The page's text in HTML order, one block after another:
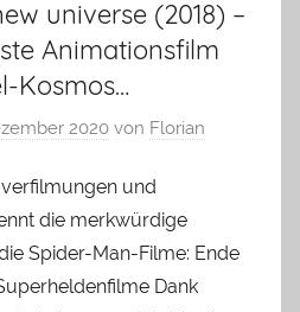
universe (2018) –
Animationsfilm
Kosmos…
2020 von Florian
und
die merkwürdige
Spider-Man-Filme: Ende
Dank